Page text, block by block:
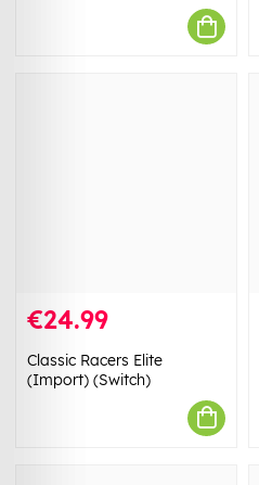
€24.99
Classic Racers Elite
(Import) (Switch)